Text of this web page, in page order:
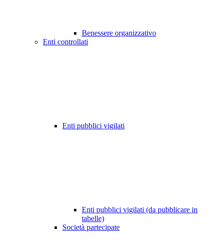
Benessere organizzativo
Enti controllati
Enti pubblici vigilati
Enti pubblici vigilati (da pubblicare in
tabelle)
Società partecipate